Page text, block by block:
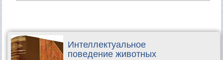
Интеллектуальное
поведение животных